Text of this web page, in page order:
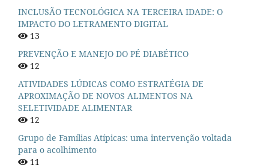
INCLUSÃO TECNOLÓGICA NA TERCEIRA IDADE: O
IMPACTO DO LETRAMENTO DIGITAL
13
PREVENÇÃO E MANEJO DO PÉ DIABÉTICO
12
ATIVIDADES LÚDICAS COMO ESTRATÉGIA DE
APROXIMAÇÃO DE NOVOS ALIMENTOS NA
SELETIVIDADE ALIMENTAR
12
Grupo de Famílias Atípicas: uma intervenção voltada
para o acolhimento
11